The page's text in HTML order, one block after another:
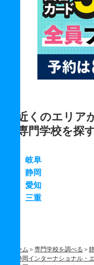
近くのエリア
専門学校を探
岐阜
静岡
愛知
三重
ホーム 専門学校を調べる
静岡インターナショナル・